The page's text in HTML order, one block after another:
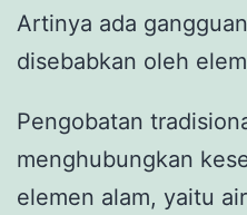
Artinya ada
disebabkan oleh
Pengobatan
menghubungkan
elemen alam, yaitu